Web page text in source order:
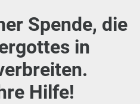
Spende, die
in
Hilfe!